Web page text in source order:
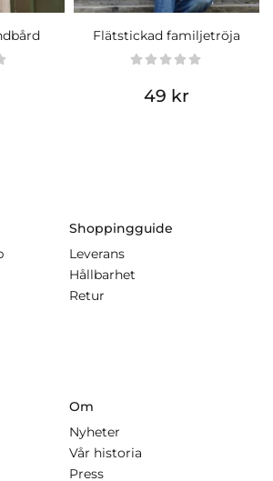
Flätstickad familjetröja
49 kr
Shoppingguide
Leverans
Hållbarhet
Retur
Om
Nyheter
Vår historia
Press